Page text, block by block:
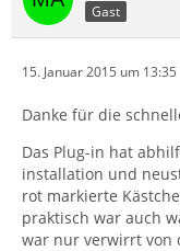
Gast
15. Januar 2015 um 13:35
Danke für die
Das Plug-in hat
installation und
rot markierte
praktisch war auch
war nur verwirrt von